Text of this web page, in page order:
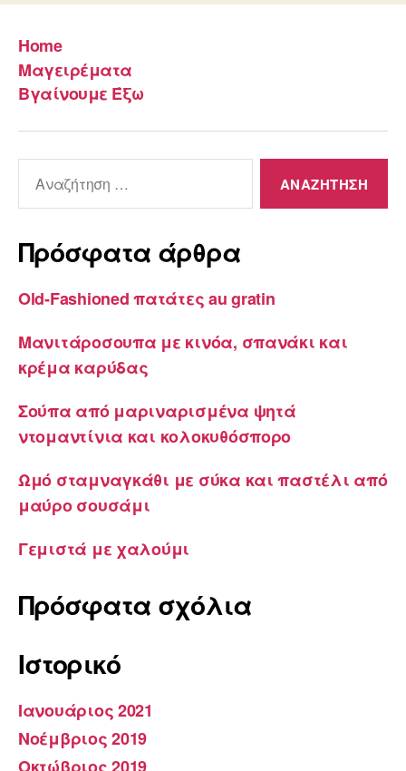
Home
Μαγειρέματα
Βγαίνουμε Έξω
για:
Πρόσφατα άρθρα
Old-Fashioned πατάτες au gratin
Μανιτάροσουπα με κινόα, σπανάκι και
κρέμα καρύδας
Σούπα από μαριναρισμένα ψητά
ντομαντίνια και κολοκυθόσπορο
Ωμό σταμναγκάθι με σύκα και παστέλι από
μαύρο σουσάμι
Γεμιστά με χαλούμι
Πρόσφατα σχόλια
Ιστορικό
Ιανουάριος 2021
Νοέμβριος 2019